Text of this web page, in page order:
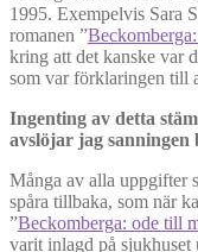
1995. Exempelvis Sara
romanen ”
kring att det kanske var
som var förklaringen till
Ingenting av detta
avslöjar jag sanningen
Många av alla uppgifter
spåra tillbaka, som när
”Beckomberga: ode till
varit inlagd på sjukhuset